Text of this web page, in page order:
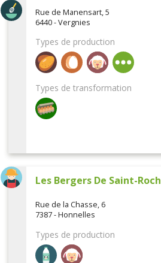
Rue de Manensart, 5
6440 - Vergnies
Types de production
Types de transformation
Les Bergers De Saint-Roch
Rue de la Chasse, 6
7387 - Honnelles
Types de production